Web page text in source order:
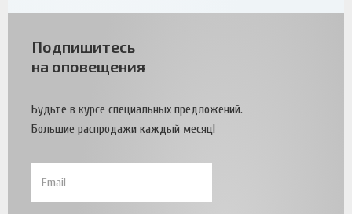
Подпишитесь
на оповещения
Будьте в курсе специальных предложений.
Большие распродажи каждый месяц!